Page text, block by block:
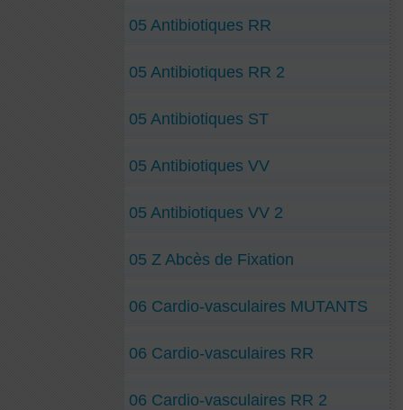
05 Antibiotiques RR
05 Antibiotiques RR 2
05 Antibiotiques ST
05 Antibiotiques VV
05 Antibiotiques VV 2
05 Z Abcès de Fixation
06 Cardio-vasculaires MUTANTS
06 Cardio-vasculaires RR
06 Cardio-vasculaires RR 2